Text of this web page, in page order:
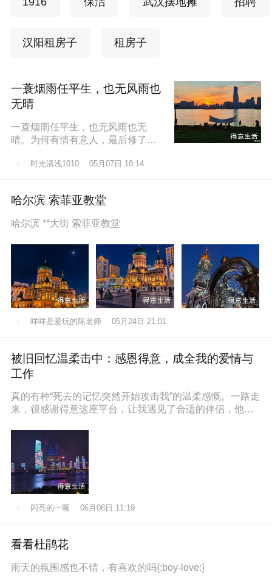
汉阳租房子 租房子
一蓑烟雨任平生，也无风雨也
无晴
一蓑烟雨任平生，也无风雨也无
晴。为何有情有意人，最后修了无
却有情。莫道桑榆晚，为霞尚满
时光清浅1010 05月07日 18:14
哈尔滨 索菲亚教堂
哈尔滨 **大街 索菲亚教堂
咩咩是爱玩的陈老师 05月24日 21:01
被旧回忆温柔击中：感恩得意，成全我的爱情与
工作
真的有种“死去的记忆突然开始攻击我”的温柔感慨。一路走
来，很感谢得意这座平台，让我遇见了合适的伴侣，他也
闪亮的一颗 06月08日 11:19
看看杜鹃花
雨天的氛围感也不错，有喜欢的吗{:boy-love:}